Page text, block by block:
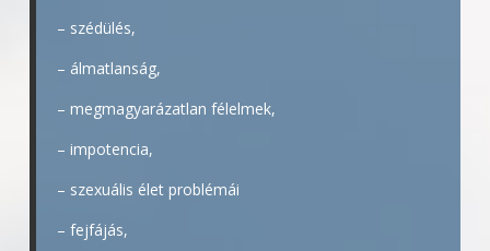
– szédülés,
– álmatlanság,
– megmagyarázatlan félelmek,
– impotencia,
– szexuális élet problémái
– fejfájás,